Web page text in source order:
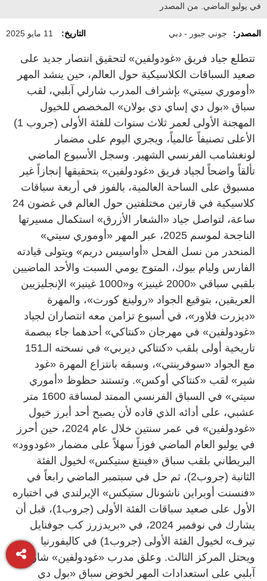
في يوليو الماضي. من المصدر
المصدر: جوني جبور - دبي التاريخ: 11 مايو 2025
تتطلع جياد فريق «غودولفين» لتحقيق انتصار جديد على
صعيد السباقات الكلاسيكية حول العالم، حين ينشد المهر
«أوموري سيتي» بإشراف المدرب شارلي آبلبي، لقب
سباق «بول دي إساي دي بولان» المخصص للخيول
المهجنة الأولى لعمر ثلاث سنوات للفئة الأولى (جروب 1)
الأعلى تصنيفاً عالمياً، ويجري اليوم على مضمار
لونغشامب الفرنسي الشهير. وسجل الأسبوع الماضي
تألقاً واضحاً لجياد فريق «غودولفين» بتحقيقها إنجازاً غير
مسبوق على الساحة العالمية، بالفوز في أربعة سباقات
كلاسيكية في قارتين مختلفتين حول العالم في غضون 24
ساعة، لتواصل جياد «الشعار الأزرق» استكمال مسيرتها
الناجحة لموسم 2025، عبر المهر «أوموري سيتي»
المنحدر من نسل الفحل «أواسيس دريم» ويتولى قيادته
الفارس وليام بيوك، المتوج يومي السبت والأحد الماضيين
بلقبي سباقي «2000 غينيز» و«1000 غينيز» الإنجليزيين
العريقين، بتوقيع الجواد «رولينغ كورت»، والمهرة
«ديزرت فلاور»، في أسبوع تزامن معه انتصاران لجياد
«غودولفين» في مهرجان «كنتاكي» أحدهما جاء ببصمة
تاريخية أولى بلقب «كنتاكي ديربي» في نسخته الـ151
مع الجواد «سوفرينتي»، وسبقه بانتزاع المهرة «غود
شير» لقب «كنتاكي أوكس». وتستند حظوظ «أموري
سيتي» في السباق الفرنسي الممتد لمسافة 1600 متر
عشبي، على أدائه الذي قاده لأن يصبح أحد أبرز خيول
«غودولفين» في عمر سنتين خلال عام 2024، حين أحرز
في يوليو العام الماضي فوزاً سهلاً على مضمار «غودوود»
البريطاني بلقب سباق «فينتغ ستيكس» لخيول الفئة
الثانية (جروب2)، ثم حل في سبتمبر الماضي رابعاً في
«فنسنت أوبراين ناشونال ستيكس» الإيرلندي في اختباره
الأول على صعيد سباقات الفئة الأولى (جروب1)، قبل أن
يشارك في نوفمبر 2024، في «بريدزرز كب جوفنايل
تيرف» لخيول الفئة الأولى (جروب1) في كاليفورنيا
ويحتل المركز الثالث. وعلق مدرب «غودولفين» شارلي
آبلبي على استعدادات المهر لخوض سباق «بول دي